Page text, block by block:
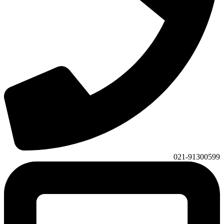
021-91300599